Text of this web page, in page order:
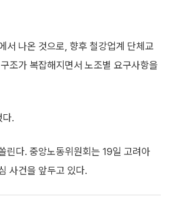
서 나온 것으로, 향후 철강업계 단체교
조가 복잡해지면서 노조별 요구사항을
다.
린다. 중앙노동위원회는 19일 고려아
사건을 앞두고 있다.